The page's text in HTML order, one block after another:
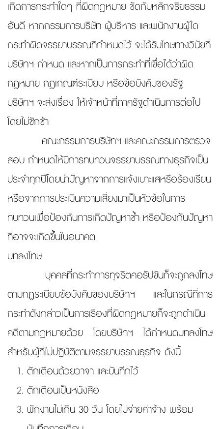
เกิดการกระทำใดๆ ที่ผิดกฎหมาย ขัดกับหลักจริยธรรม
อันดี หากกรรมการบริษัท ผู้บริหาร และพนักงานผู้ใด
กระทำผิดจรรยาบรรณที่กำหนดไว้ จะได้รับโทษทางวินัยที่
บริษัทฯ กำหนด และหากเป็นการกระทำที่เชื่อได้ว่าผิด
กฎหมาย กฎเกณฑ์ระเบียบ หรือข้อบังคับของรัฐ
บริษัทฯ จะส่งเรื่อง ให้เจ้าหน้าที่ภาครัฐดำเนินการต่อไป
โดยไม่ชักช้า
คณะกรรมการบริษัทฯ และคณะกรรมการตรวจ
สอบ กำหนดให้มีการทบทวนจรรยาบรรณทางธุรกิจเป็น
ประจำทุกปีโดยนำปัญหาจากการแจ้งเบาะแสหรือร้องเรียน
หรือจากการประเมินความเสี่ยงมาเป็นหัวข้อในการ
ทบทวนเพื่อป้องกันการเกิดปัญหาซ้ำ หรือป้องกันปัญหา
ที่อาจจะเกิดขึ้นในอนาคต
บทลงโทษ
บุคคลที่กระทำการทุจริตคอรัปชันก็จะถูกลงโทษ
ตามกฏระเบียบข้อบังคับของบริษัทฯ และในกรณีที่การ
กระทำดังกล่าวเป็นการเรื่องที่ผิดกฎหมายก็จะถูกดำเนิน
คดีตามกฎหมายด้วย โดยบริษัทฯ ได้กำหนดบทลงโทษ
สำหรับผู้ที่ไม่ปฏิบัติตามจรรยาบรรณธุรกิจ ดังนี้
ตักเตือนด้วยวาจา และบันทึกไว้
ตักเตือนเป็นหนังสือ
พักงานไม่เกิน 30 วัน โดยไม่จ่ายค่าจ้าง พร้อม